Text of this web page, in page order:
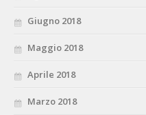
Giugno 2018
Maggio 2018
Aprile 2018
Marzo 2018